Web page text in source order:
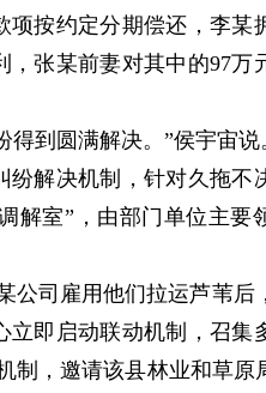
按约定分期偿还，李某
张某前妻对其中的97万
到圆满解决。”侯宇宙说
解决机制，针对久拖不
解室”，由部门单位主要
司雇用他们拉运芦苇后
即启动联动机制，召集
制，邀请该县林业和草原